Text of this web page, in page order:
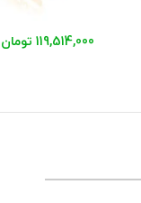
119,514,000 تومان